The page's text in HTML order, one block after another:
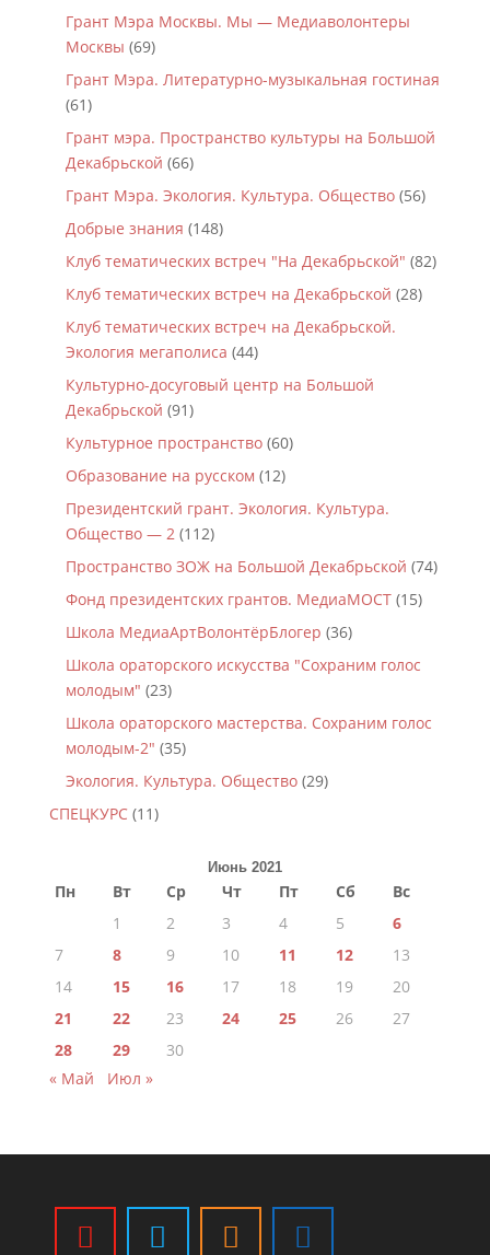
Грант Мэра Москвы. Мы — Медиаволонтеры
Москвы (69)
Грант Мэра. Литературно-музыкальная гостиная
(61)
Грант мэра. Пространство культуры на Большой
Декабрьской (66)
Грант Мэра. Экология. Культура. Общество(56)
Добрые знания (148)
Клуб тематических встреч "На Декабрьской" (82)
Клуб тематических встреч на Декабрьской (28)
Клуб тематических встреч на Декабрьской.
Экология мегаполиса (44)
Культурно-досуговый центр на Большой
Декабрьской (91)
Культурное пространство(60)
Образование на русском (12)
Президентский грант. Экология. Культура.
Общество — 2(112)
Пространство ЗОЖ на Большой Декабрьской (74)
Фонд президентских грантов. МедиаМОСТ(15)
Школа МедиаАртВолонтёрБлогер (36)
Школа ораторского искусства "Сохраним голос
молодым" (23)
Школа ораторского мастерства. Сохраним голос
молодым-2" (35)
Экология. Культура. Общество(29)
СПЕЦКУРС(11)
Июнь 2021
Пн Вт Ср Чт Пт Сб
Вс
1
2 3 4 5
6
7
8 9 10 11 12
13
14
15 16 17 18 19
20
21
22 23 24 25 26
27
28
29
30
« Май
Июл »